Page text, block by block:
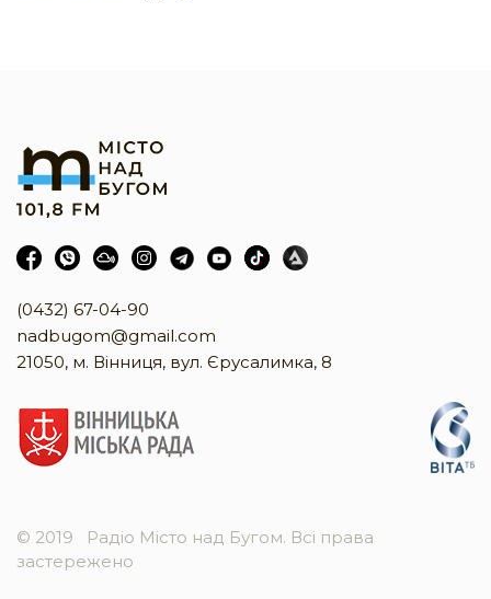
(0432) 67-04-90
nadbugom@gmail.com
21050, м. Вінниця, вул. Єрусалимка, 8
© 2019
Радіо Місто над Бугом. Всі права
застережено